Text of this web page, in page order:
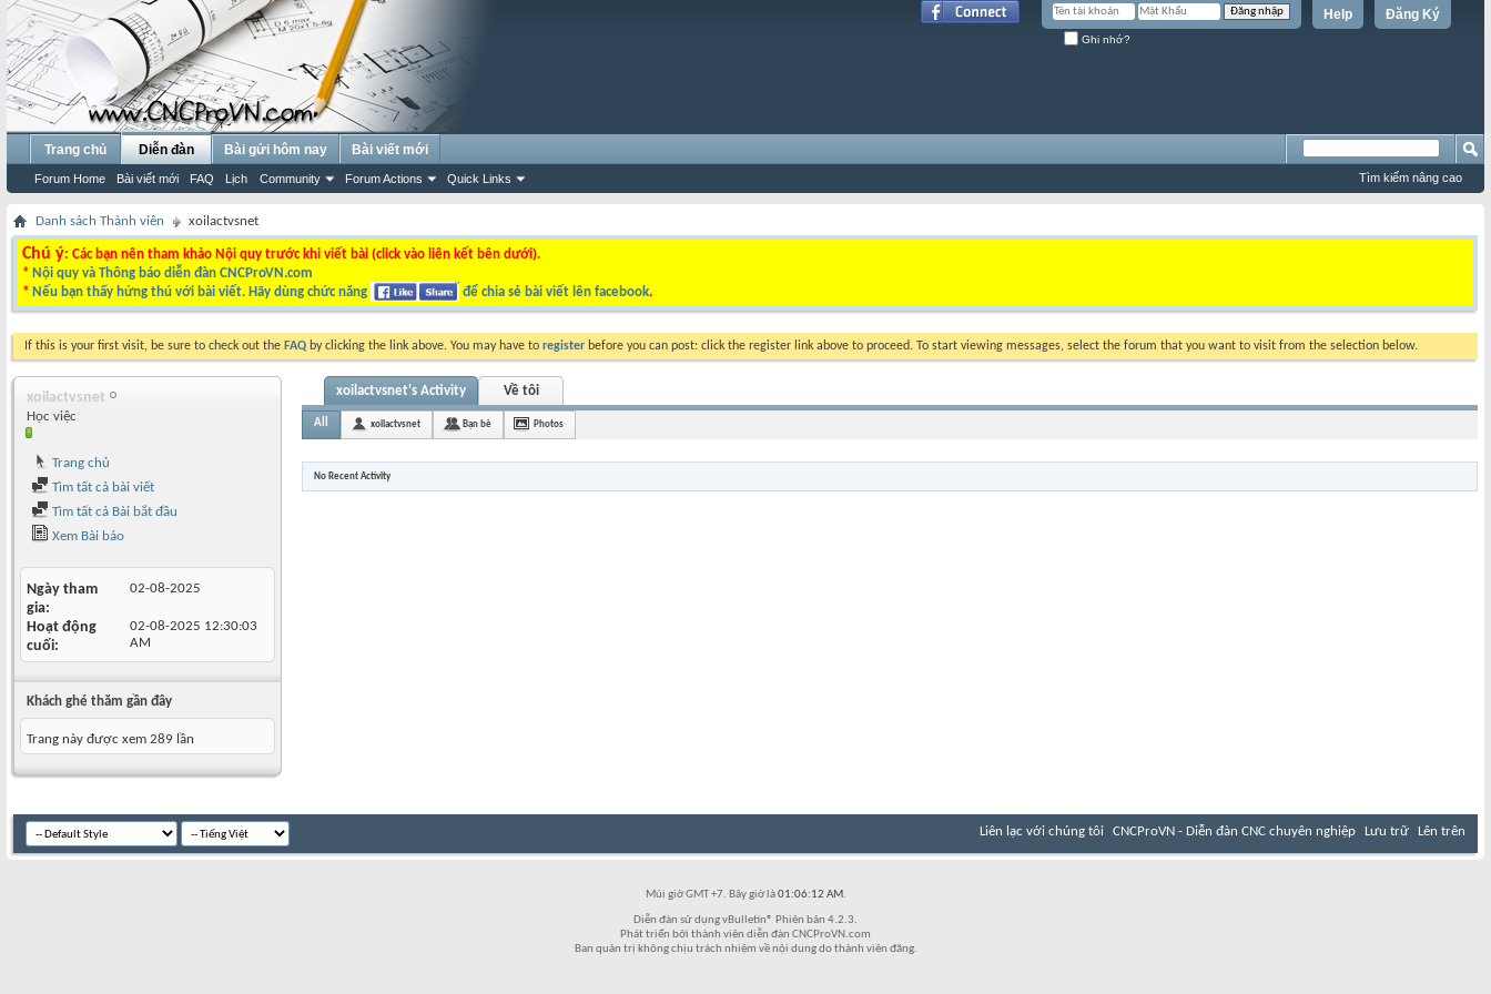
Đăng Ký
Help
Ghi nhớ?
Trang chủ Diễn đàn
Forum Home Bài viết mới FAQ Lịch Community Forum Actions Quick Links
Bài gửi hôm nay Bài viết mới
Tìm kiếm nâng cao
Danh sách Thành viên xoilactvsnet
Chú ý: Các bạn nên tham khảo Nội quy trước khi viết bài (click vào liên kết bên dưới).
* Nội quy và Thông báo diễn đàn CNCProVN.com
* Nếu bạn thấy hứng thú với bài viết. Hãy dùng chức năng để chia sẻ bài viết lên facebook.
If this is your first visit, be sure to check out the FAQ by clicking the link above. You may have to register before you can post: click the register link above to proceed. To start viewing messages, select the forum that you want to visit from the selection below.
xoilactvsnet
Học việc
Trang chủ
Tìm tất cả bài viết
Tìm tất cả Bài bắt đầu
Xem Bài báo
Ngày tham
gia
02-08-2025
Hoạt động
cuối
02-08-2025 12:30:03
AM
Khách ghé thăm gần đây
Trang này được xem 289 lần
xoilactvsnet's Activity Về tôi
All xoilactvsnet Bạn bè Photos
No Recent Activity
Liên lạc với chúng tôi CNCProVN - Diễn đàn CNC chuyên nghiệp Lưu trữ Lên trên
Múi giờ GMT +7. Bây giờ là01:06:12 AM.
Diễn đàn sử dụng vBulletin® Phiên bản 4.2.3.
Phát triển bởi thành viên diễn đàn CNCProVN.com
Ban quản trị không chịu trách nhiệm về nội dung do thành viên đăng.